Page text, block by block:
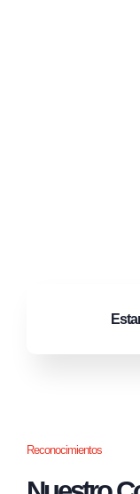
Reconocimientos